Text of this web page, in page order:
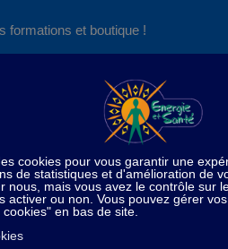
formations et boutique !
Nos produits
Découvrez aussi
consultations et de
CD Cours d’Astrologie